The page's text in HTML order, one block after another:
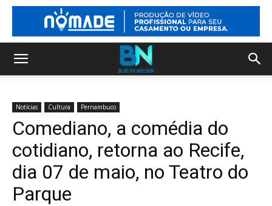
Notícias Cultura Pernambuco
Comediano, a comédia do
cotidiano, retorna ao Recife,
dia 07 de maio, no Teatro do
Parque